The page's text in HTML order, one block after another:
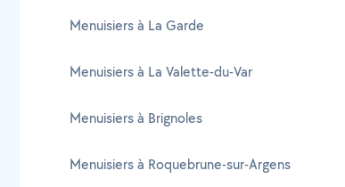
Menuisiers à La Garde
Menuisiers à La Valette-du-Var
Menuisiers à Brignoles
Menuisiers à Roquebrune-sur-Argens